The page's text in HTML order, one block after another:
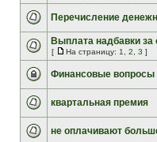
Перечисление
Выплата надбавки
[ На страницу: 1 2 3 ]
Финансовые вопросы
квартальная премия
не оплачивают